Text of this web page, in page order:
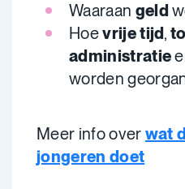
Waaraan geld
Hoevrije tijd,
administratie
worden
Meer info over wat
jongeren doet